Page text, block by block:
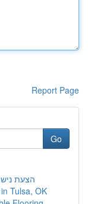
Report Page
Go
הצעת נישואין
Tulsa, OK